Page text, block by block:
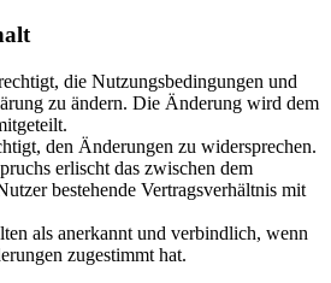
die Nutzungsbedingungen und
zu ändern. Die Änderung wird dem
den Änderungen zu widersprechen.
erlischt das zwischen dem
bestehende Vertragsverhältnis mit
als anerkannt und verbindlich, wenn
zugestimmt hat.